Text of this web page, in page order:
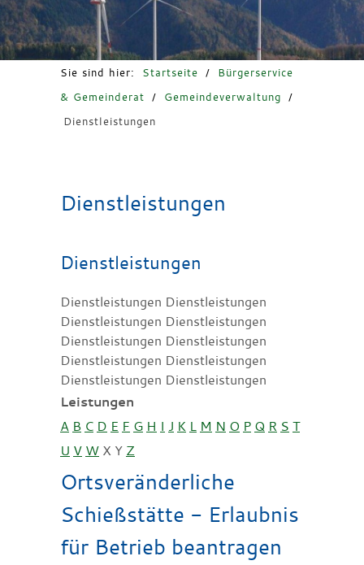
Freizeit & Tourismus
Sie sind hier: Startseite /
Bürgerservice
& Gemeinderat
/ Gemeindeverwaltung
/
Dienstleistungen
Dienstleistungen
Dienstleistungen
Dienstleistungen Dienstleistungen
Dienstleistungen Dienstleistungen
Dienstleistungen Dienstleistungen
Dienstleistungen Dienstleistungen
Dienstleistungen Dienstleistungen
Leistungen
A B C D E F G H I J K L M N O P Q R S T
U V W X Y Z
Ortsveränderliche
Schießstätte - Erlaubnis
für Betrieb beantragen